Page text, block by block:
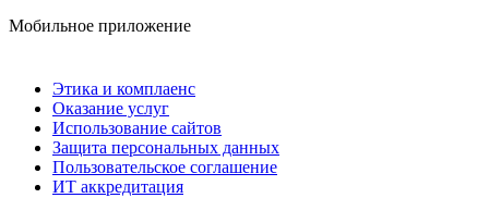
Мобильное приложение
Этика и комплаенс
Оказание услуг
Использование сайтов
Защита персональных данных
Пользовательское соглашение
ИТ аккредитация